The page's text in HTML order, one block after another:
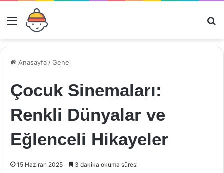
Menü
Anasayfa /Genel
Çocuk Sinemaları:
Renkli Dünyalar ve
Eğlenceli Hikayeler
15 Haziran 2025 3 dakika okuma süresi